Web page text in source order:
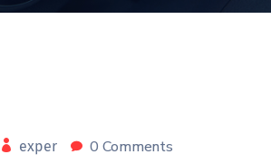
exper 0 Comments